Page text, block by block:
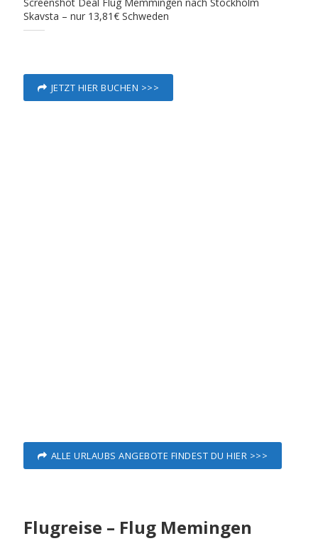
Skavsta – nur 13,81€ Schweden
JETZT HIER BUCHEN >>>
ALLE URLAUBS ANGEBOTE FINDEST DU HIER >>>
Flugreise – Flug Memingen